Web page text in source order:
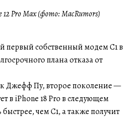
Pro Max (фото: MacRumors)
первый собственный модем C1 в
плана отказа от
Джефф Пу, второе поколение —
в iPhone 18 Pro в следующем
чем C1, а также получит